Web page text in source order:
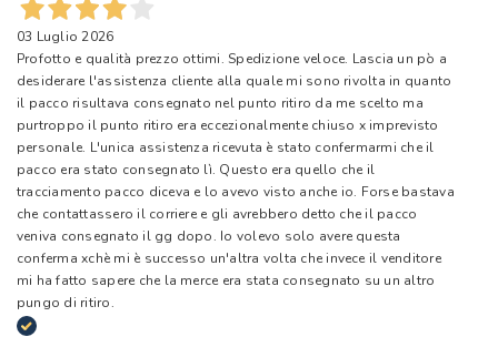
03 Luglio 2026
Profotto e qualità prezzo ottimi. Spedizione veloce. Lascia un pò a
desiderare l'assistenza cliente alla quale mi sono rivolta in quanto
il pacco risultava consegnato nel punto ritiro da me scelto ma
purtroppo il punto ritiro era eccezionalmente chiuso x imprevisto
personale. L'unica assistenza ricevuta è stato confermarmi che il
pacco era stato consegnato lì. Questo era quello che il
tracciamento pacco diceva e lo avevo visto anche io. Forse bastava
che contattassero il corriere e gli avrebbero detto che il pacco
veniva consegnato il gg dopo. Io volevo solo avere questa
conferma xchè mi è successo un'altra volta che invece il venditore
mi ha fatto sapere che la merce era stata consegnato su un altro
pungo di ritiro.